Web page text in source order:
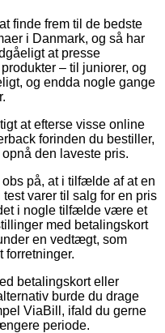
finde frem til de bedste
i Danmark, og så har
at presse
– til juniorer, og
og endda nogle gange
at efterse visse online
forinden du bestiller,
den laveste pris.
på, at i tilfælde af at en
varer til salg for en pris
i nogle tilfælde være et
med betalingskort
en vedtægt, som
forretninger.
betalingskort eller
burde du drage
ViaBill, ifald du gerne
periode.